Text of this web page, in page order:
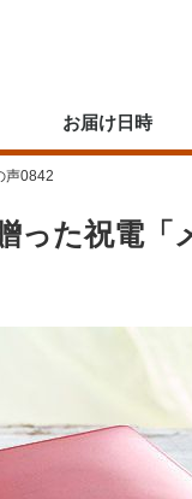
お届け日時
声0842
った祝電「